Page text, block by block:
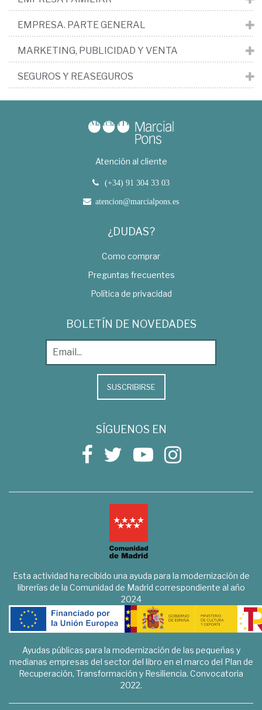
EMPRESA. PARTE GENERAL
MARKETING, PUBLICIDAD Y VENTA
SEGUROS Y REASEGUROS
Atención al cliente
(+34) 91 304 33 03
atencion@marcialpons.es
¿DUDAS?
Como comprar
Preguntas frecuentes
Política de privacidad
BOLETÍN DE NOVEDADES
SUSCRIBIRSE
SÍGUENOS EN
Esta actividad ha recibido una ayuda para la modernización de
librerías de la Comunidad de Madrid correspondiente al año
2024
Ayudas públicas para la modernización de las pequeñas y
medianas empresas del sector del libro en el marco del Plan de
Recuperación, Transformación y Resiliencia. Convocatoria
2022.